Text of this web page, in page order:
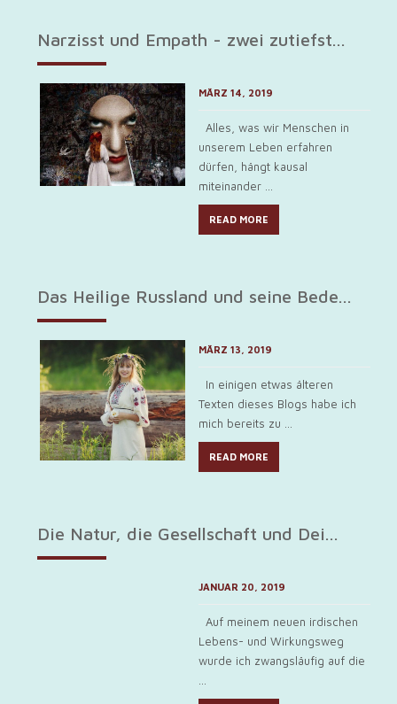
Narzisst und Empath - zwei zutiefst...
MÄRZ 14, 2019
Alles, was wir Menschen in
unserem Leben erfahren
dürfen, hängt kausal
miteinander ...
READ MORE
Das Heilige Russland und seine Bede...
MÄRZ 13, 2019
In einigen etwas älteren
Texten dieses Blogs habe ich
mich bereits zu ...
READ MORE
Die Natur, die Gesellschaft und Dei...
JANUAR 20, 2019
Auf meinem neuen irdischen
Lebens- und Wirkungsweg
wurde ich zwangsläufig auf die